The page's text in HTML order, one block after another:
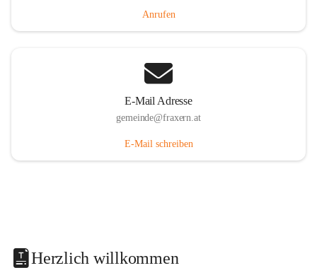
Anrufen
E-Mail Adresse
gemeinde@fraxern.at
E-Mail schreiben
Herzlich willkommen